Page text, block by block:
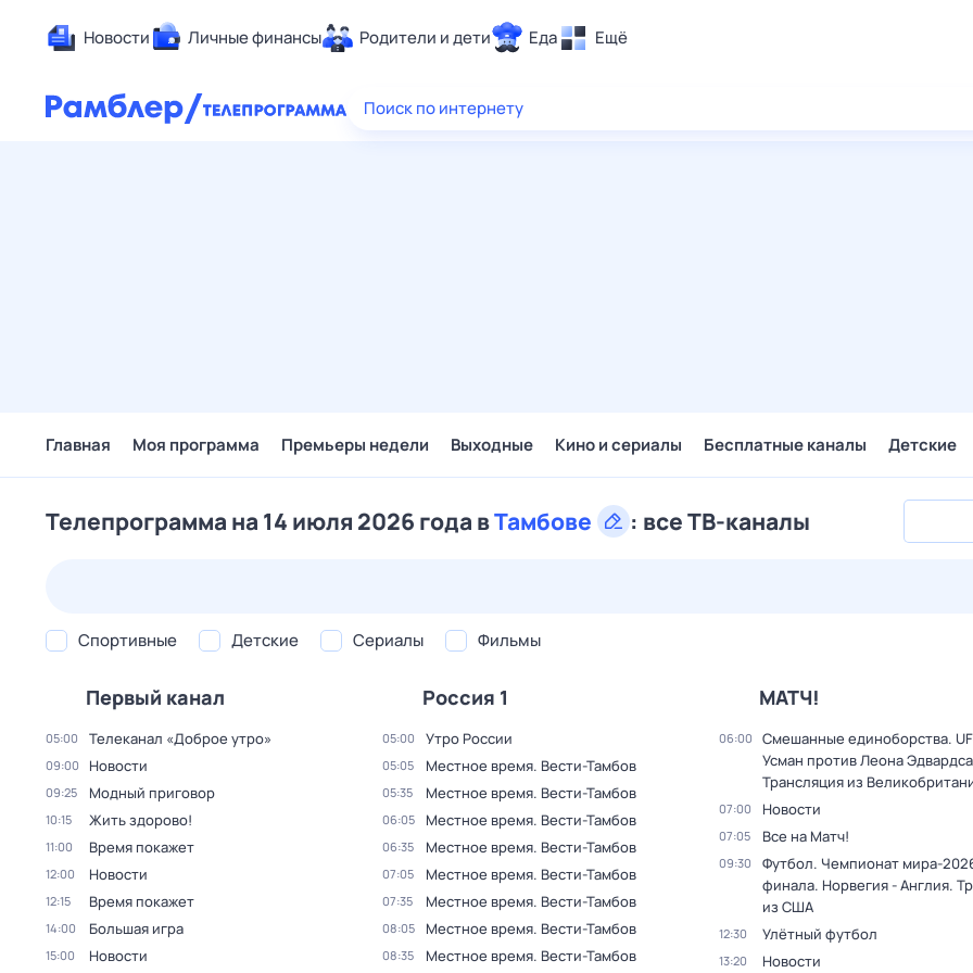
Новости Личные финансы Родители и дети Еда Ещё
Здоровье
Поиск по интернету
Главная Моя программа Премьеры недели Выходные Кино и сериалы Бесплатные каналы Детские
Телепрограмма на 14 июля 2026 года вТамбове : все ТВ-каналы
Спортивные Детские Сериалы Фильмы
Первый канал
05:00 Телеканал «Доброе утро»
09:00 Новости
09:25 Модный приговор
10:15 Жить здорово!
11:00 Время покажет
12:00 Новости
12:15 Время покажет
14:00 Большая игра
15:00 Новости
Россия 1
05:00 Утро России
05:05 Местное время. Вести-Тамбов
05:35 Местное время. Вести-Тамбов
06:05 Местное время. Вести-Тамбов
06:35 Местное время. Вести-Тамбов
07:05 Местное время. Вести-Тамбов
07:35 Местное время. Вести-Тамбов
08:05 Местное время. Вести-Тамбов
08:35 Местное время. Вести-Тамбов
МАТЧ!
06:00
Смешанные единоборства.
Усман против Леона
Трансляция из
07:00 Новости
07:05 Все на Матч!
09:30
Футбол. Чемпионат мира-
финала. Норвегия - Англия.
из США
12:30 Улётный футбол
13:20 Новости